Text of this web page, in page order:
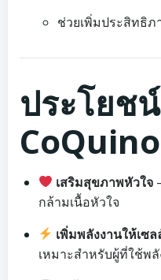
ช่วยเพิ่มประสิทธิภ
ประโยช
เสริมสุขภาพหัวใจ
กล้ามเนื้อหัวใจ
เพิ่มพลังงานให้เซล
เหมาะสำหรับผู้ที่ใช้พลั